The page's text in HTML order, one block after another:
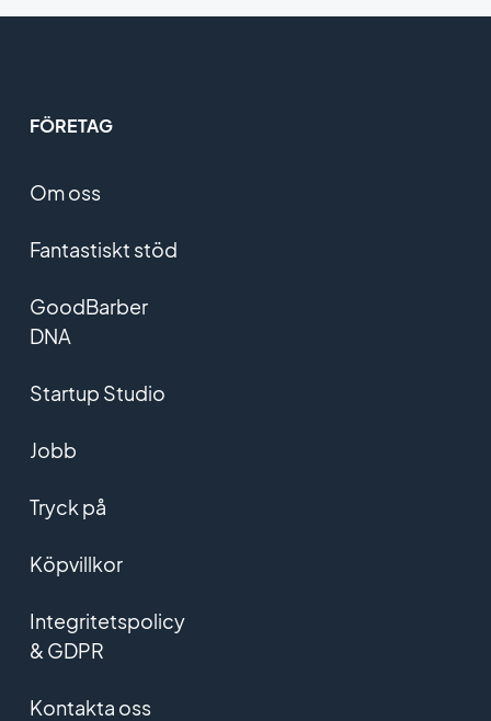
FÖRETAG
Om oss
Fantastiskt stöd
GoodBarber
DNA
Startup Studio
Jobb
Tryck på
Köpvillkor
Integritetspolicy
& GDPR
Kontakta oss